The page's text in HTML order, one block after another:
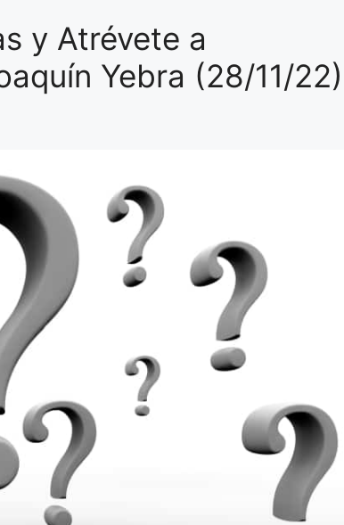
y Atrévete a
Yebra (28/11/22)